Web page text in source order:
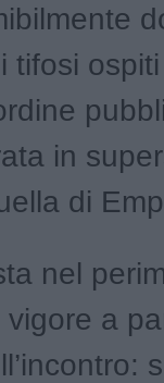
tifosi
in
di
nel
a